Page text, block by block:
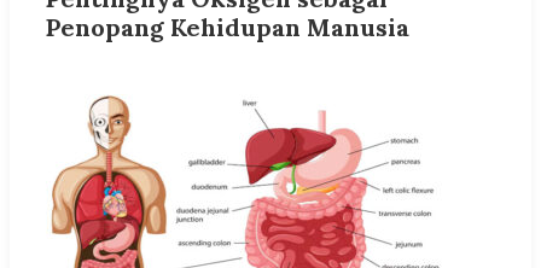
Penopang Kehidupan Manusia